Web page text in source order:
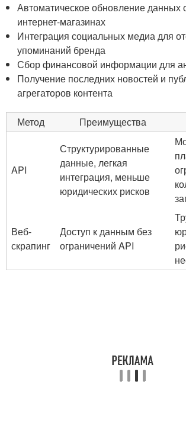
Автоматическое обновление данных
интернет-магазинах
Интеграция социальных медиа для
⁢упоминаний бренда
Сбор финансовой ​информации для
Получение последних‍ новостей и⁤
агрегаторов ⁤контента
Метод Преимущества
API
Структурированные⁢
данные, легкая
интеграция, ‌меньше
юридических рисков
Веб-
скрапинг
Доступ к данным⁤ без
ограничений API